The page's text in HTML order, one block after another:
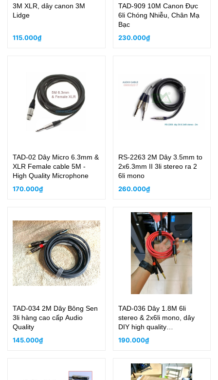
3M XLR, dây canon 3M
Lidge
115.000₫
TAD-909 10M Canon Đực
6li Chóng Nhiễu, Chân Mạ
Bạc
230.000₫
TAD-02 Dây Micro 6.3mm &
XLR Female cable 5M -
High Quality Microphone
170.000₫
RS-2263 2M Dây 3.5mm to
2x6.3mm II 3li stereo ra 2
6li mono
260.000₫
TAD-034 2M Dây Bông Sen
3li hàng cao cấp Audio
Quality
145.000₫
TAD-036 Dây 1.8M 6li
stereo & 2x6li mono, dây
DIY high quality
professional!
190.000₫